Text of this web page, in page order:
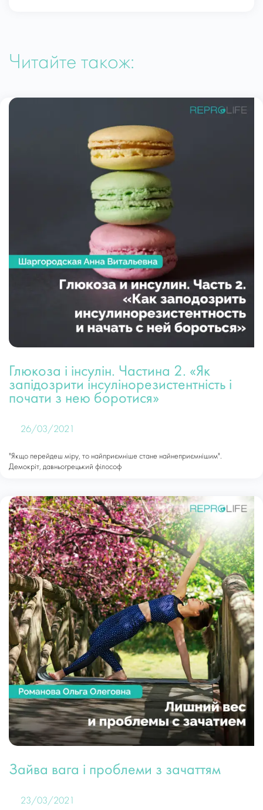
Читайте також:
Глюкоза і інсулін. Частина 2. «Як
запідозрити інсулінорезистентність і
почати з нею боротися»
26/03/2021
"Якщо перейдеш міру, то найприємніше стане найнеприємнішим".
Демокріт, давньогрецький філософ
Зайва вага і проблеми з зачаттям
23/03/2021